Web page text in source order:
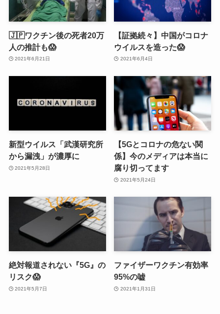
🇯🇵ワクチン後の死者20万
人の推計も😱
2021年6月21日
【証拠続々】中国がコロナ
ウイルスを造った😱
2021年6月4日
新型ウイルス「武漢研究所
から漏洩」が濃厚に
2021年5月28日
【5Gとコロナの危ない関
係】今のメディアは本当に
腐り切ってます
2021年5月24日
絶対報道されない『5G』の
リスク😱
2021年5月7日
ファイザーワクチン有効率
95%の嘘
2021年1月31日